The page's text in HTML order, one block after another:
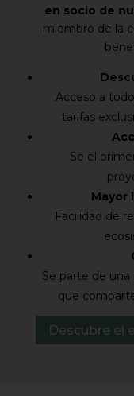
en socio de
miembro de la
Acceso a
tarifas
Se el
Mayor
Facilidad de
Se parte de
que
Descubre el